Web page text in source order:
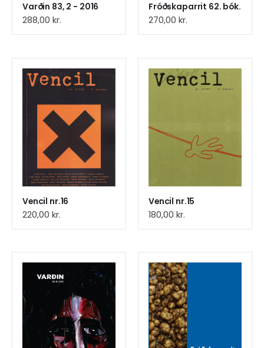
Varðin 83, 2 - 2016
288,00 kr.
Fróðskaparrit 62. bók.
270,00 kr.
Vencil nr.16
220,00 kr.
Vencil nr.15
180,00 kr.